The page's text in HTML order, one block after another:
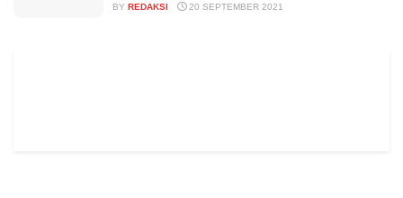
BY REDAKSI 20 SEPTEMBER 2021